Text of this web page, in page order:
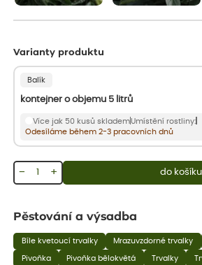
Varianty produktu
Balík
kontejner o objemu 5 litrů
Více jak 50 kusů sklademUmístění rostliny:
Odesíláme během 2-3 pracovních dnů
+
− do košíku
Pěstování a výsadba
Bíle kvetoucí trvalky Mrazuvzdorné trvalky
Pivoňka Pivoňka bělokvětá Trvalky